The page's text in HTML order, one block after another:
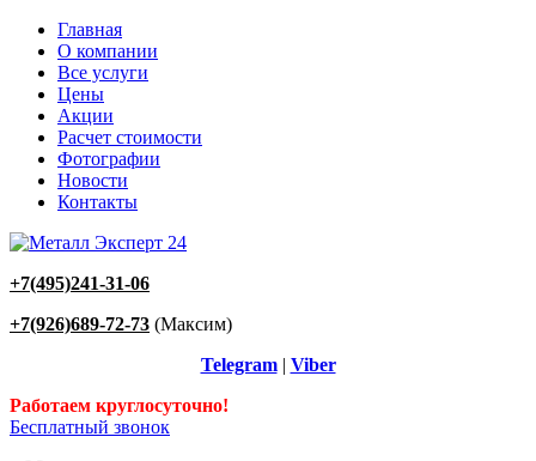
Главная
О компании
Все услуги
Цены
Акции
Расчет стоимости
Фотографии
Новости
Контакты
+7(495)241-31-06
+7(926)689-72-73 (Максим)
Telegram| Viber
Работаем круглосуточно!
Бесплатный звонок